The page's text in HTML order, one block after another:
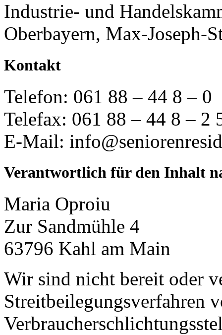
Industrie- und
Oberbayern, Max-Joseph-
Kontakt
Telefon: 061 88 – 44 8 – 0
Telefax: 061 88 – 44 8 – 2
E-Mail:
Verantwortlich für den Inhalt
Maria Oproiu
Zur Sandmühle 4
63796 Kahl am Main
Wir sind nicht bereit oder
Streitbeilegungsverfahren